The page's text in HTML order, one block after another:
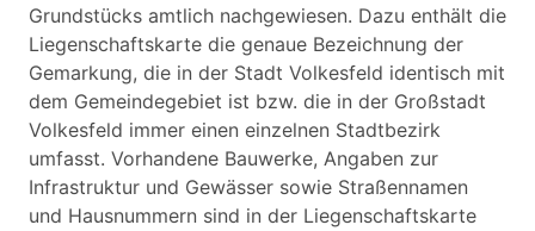
Grundstücks amtlich nachgewiesen. Dazu enthält die
Liegenschaftskarte die genaue Bezeichnung der
Gemarkung, die in der Stadt Volkesfeld identisch mit
dem Gemeindegebiet ist bzw. die in der Großstadt
Volkesfeld immer einen einzelnen Stadtbezirk
umfasst. Vorhandene Bauwerke, Angaben zur
Infrastruktur und Gewässer sowie Straßennamen
und Hausnummern sind in der Liegenschaftskarte